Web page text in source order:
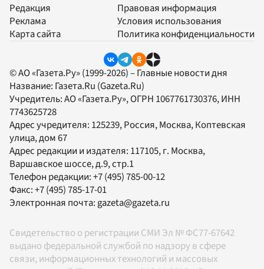
Редакция
Реклама
Карта сайта
Правовая информация
Условия использования
Политика конфиденциальности
© АО «Газета.Ру» (1999-2026) – Главные новости дня
Название: Газета.Ru (Gazeta.Ru)
Учредитель:АО «Газета.Ру», ОГРН 1067761730376, ИНН
7743625728
Адрес учредителя: 125239, Россия, Москва, Коптевская
улица, дом 67
Адрес редакции и издателя: 117105, г. Москва,
Варшавское шоссе, д.9, стр.1
Телефон редакции:+7 (495) 785-00-12
Факс:+7 (495) 785-17-01
Электронная почта: gazeta@gazeta.ru
Свидетельство о регистрации СМИ Эл № ФС77-67642
выдано федеральной службой по надзору в сфере
связи, информационных технологий и массовых